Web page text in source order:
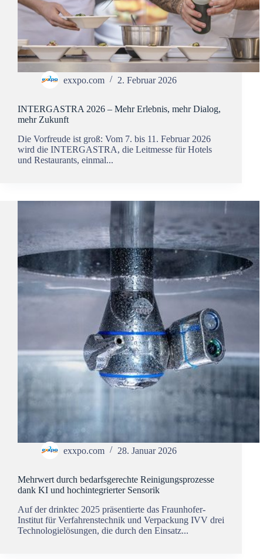
exxpo.com 2. Februar 2026
INTERGASTRA 2026 – Mehr Erlebnis, mehr Dialog,
mehr Zukunft
Die Vorfreude ist groß: Vom 7. bis 11. Februar 2026
wird die INTERGASTRA, die Leitmesse für Hotels
und Restaurants, einmal...
exxpo.com 28. Januar 2026
Mehrwert durch bedarfsgerechte Reinigungsprozesse
dank KI und hochintegrierter Sensorik
Auf der drinktec 2025 präsentierte das Fraunhofer-
Institut für Verfahrenstechnik und Verpackung IVV drei
Technologielösungen, die durch den Einsatz...